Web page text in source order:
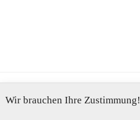
Wir brauchen Ihre Zustimmung!